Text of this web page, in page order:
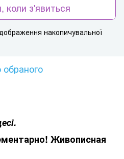
коли з'явиться
накопичувальної
Живописная